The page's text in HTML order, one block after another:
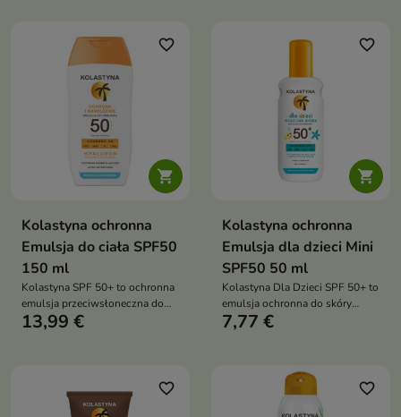

favorite_border
Kolastyna ochronna
Emulsja do ciała SPF50
150 ml
Kolastyna SPF 50+ to ochronna
emulsja przeciwsłoneczna do
skóry wrażliwej, która zapewnia
podrażnieniami
13,99 €

favorite_border
Kolastyna ochronna
Emulsja dla dzieci Mini
SPF50 50 ml
Kolastyna Dla Dzieci SPF 50+ to
emulsja ochronna do skóry
wrażliwej dzieci powyżej 3. roku
intensywne nawilżenie i
pielęgnację skóry
7,77 €
favorite_border favorite_border